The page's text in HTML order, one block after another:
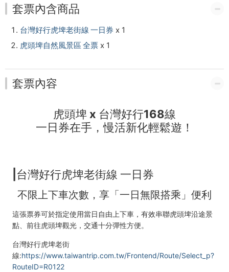
-
台
南
鬆
套票內含商品
台灣好行虎埤老街線 一日券 x 1
虎頭埤自然風景區 全票 x 1
套票內容
虎頭埤 x 台灣好行168線
一日券在手，慢活新化輕鬆遊！
|台灣好行虎埤老街線 一日券
不限上下車次數，享「一日無限搭乘」便利
這張票券可於指定使用當日自由上下車，有效串聯虎頭埤沿途景
點、前往虎頭埤觀光，交通十分彈性方便。
台灣好行虎埤老街
線:https://www.taiwantrip.com.tw/Frontend/Route/Select_p?
RouteID=R0122